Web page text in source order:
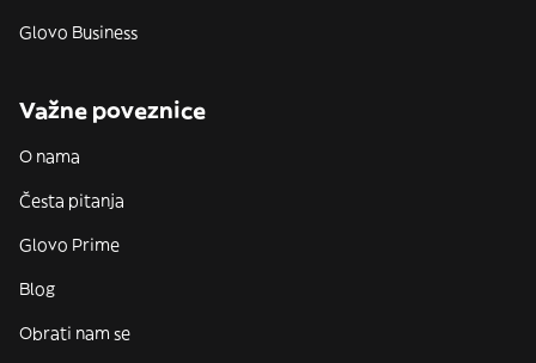
Glovo Business
Važne poveznice
O nama
Česta pitanja
Glovo Prime
Blog
Obrati nam se